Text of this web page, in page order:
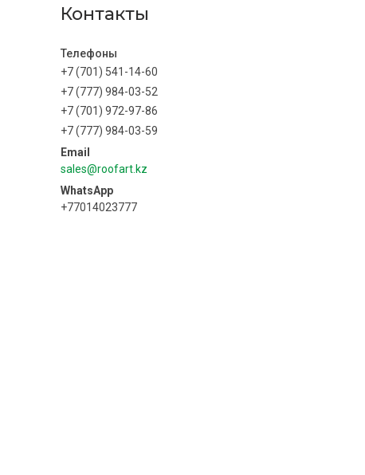
Контакты
+7 (701) 541-14-60
+7 (777) 984-03-52
+7 (701) 972-97-86
+7 (777) 984-03-59
sales@roofart.kz
+77014023777